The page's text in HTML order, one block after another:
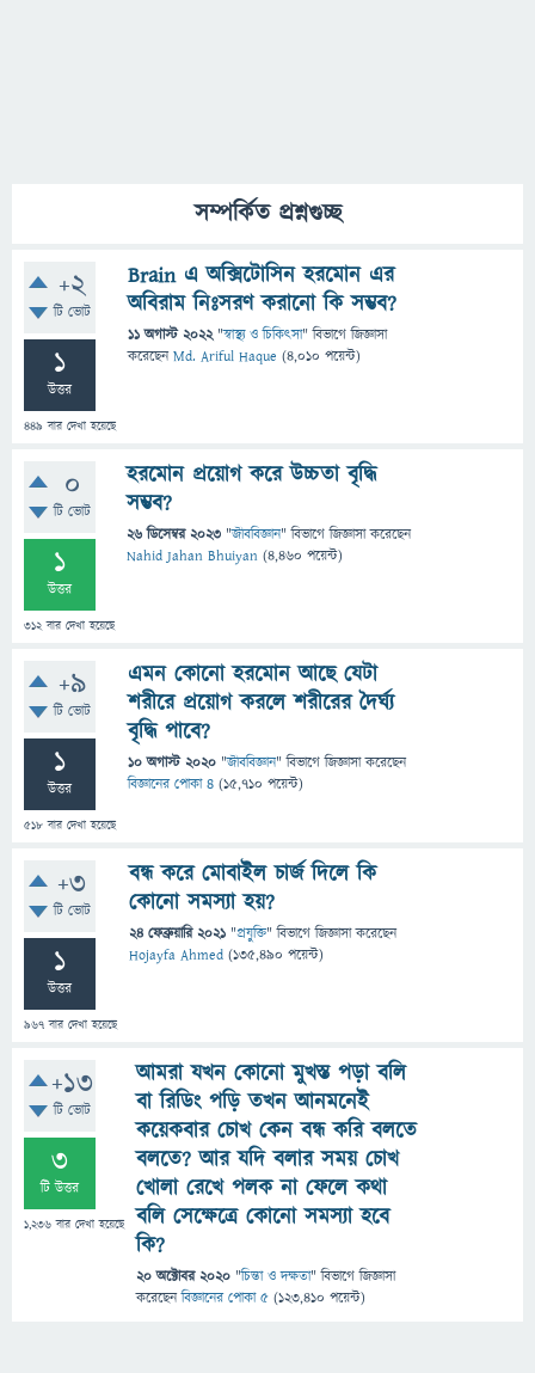
সম্পর্কিত প্রশ্নগুচ্ছ
+2
টি ভোট
1
উত্তর
449 বার দেখা হয়েছে
Brain এ অক্সিটোসিন হরমোন এর
অবিরাম নিঃসরণ করানো কি সম্ভব?
11 অগাস্ট 2022 "স্বাস্থ্য ও চিকিৎসা" বিভাগে জিজ্ঞাসা
করেছেনMd. Ariful Haque (4,010 পয়েন্ট)
0
টি ভোট
1
উত্তর
312বার দেখা হয়েছে
হরমোন প্রয়োগ করে উচ্চতা বৃদ্ধি
সম্ভব?
26 ডিসেম্বর 2023 "জীববিজ্ঞান" বিভাগে জিজ্ঞাসাকরেছেন
Nahid Jahan Bhuiyan (4,460 পয়েন্ট)
+9
টি ভোট
1
উত্তর
518 বার দেখা হয়েছে
এমন কোনো হরমোন আছে যেটা
শরীরে প্রয়োগ করলে শরীরের দৈর্ঘ্য
বৃদ্ধি পাবে?
10 অগাস্ট 2020 "জীববিজ্ঞান" বিভাগে জিজ্ঞাসাকরেছেন
বিজ্ঞানের পোকা ৪ (15,710 পয়েন্ট)
+3
টি ভোট
1
উত্তর
967 বার দেখা হয়েছে
বন্ধ করে মোবাইল চার্জ দিলে কি
কোনো সমস্যা হয়?
24 ফেব্রুয়ারি 2021 "প্রযুক্তি" বিভাগে জিজ্ঞাসাকরেছেন
Hojayfa Ahmed (135,490 পয়েন্ট)
+13
টি ভোট
3
টি উত্তর
1,236 বার দেখা হয়েছে
আমরা যখন কোনো মুখস্ত পড়া বলি
বা রিডিং পড়ি তখন আনমনেই
কয়েকবার চোখ কেন বন্ধ করি বলতে
বলতে? আর যদি বলার সময় চোখ
খোলা রেখে পলক না ফেলে কথা
বলি সেক্ষেত্রে কোনো সমস্যা হবে
কি?
20 অক্টোবর 2020 "চিন্তা ও দক্ষতা" বিভাগে জিজ্ঞাসা
করেছেনবিজ্ঞানের পোকা ৫ (123,410 পয়েন্ট)